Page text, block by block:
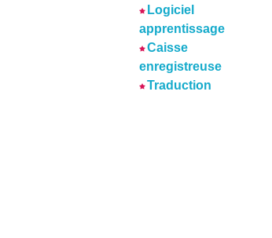
Logiciel
apprentissage
Caisse
enregistreuse
Traduction